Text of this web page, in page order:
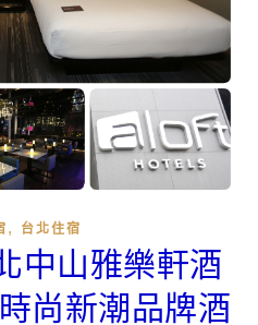
, 台北住宿
中山雅樂軒酒
尚新潮品牌酒